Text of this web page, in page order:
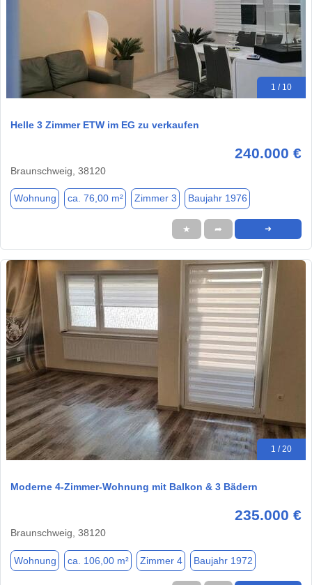
1 / 10
Helle 3 Zimmer ETW im EG zu verkaufen
240.000 €
Braunschweig, 38120
Wohnung ca. 76,00 m² Zimmer 3 Baujahr 1976
★ ➦ ➜
1 / 20
Moderne 4-Zimmer-Wohnung mit Balkon & 3 Bädern
235.000 €
Braunschweig, 38120
Wohnung ca. 106,00 m² Zimmer 4 Baujahr 1972